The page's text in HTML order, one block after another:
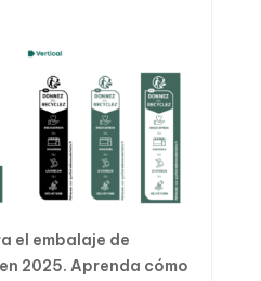
el embalaje de
2025. Aprenda cómo